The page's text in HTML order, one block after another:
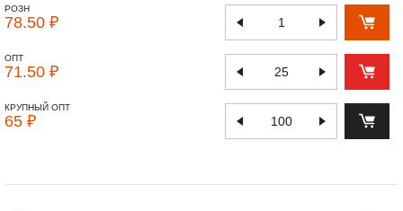
РОЗН
78.50 ₽
ОПТ
71.50 ₽
КРУПНЫЙ ОПТ
65 ₽